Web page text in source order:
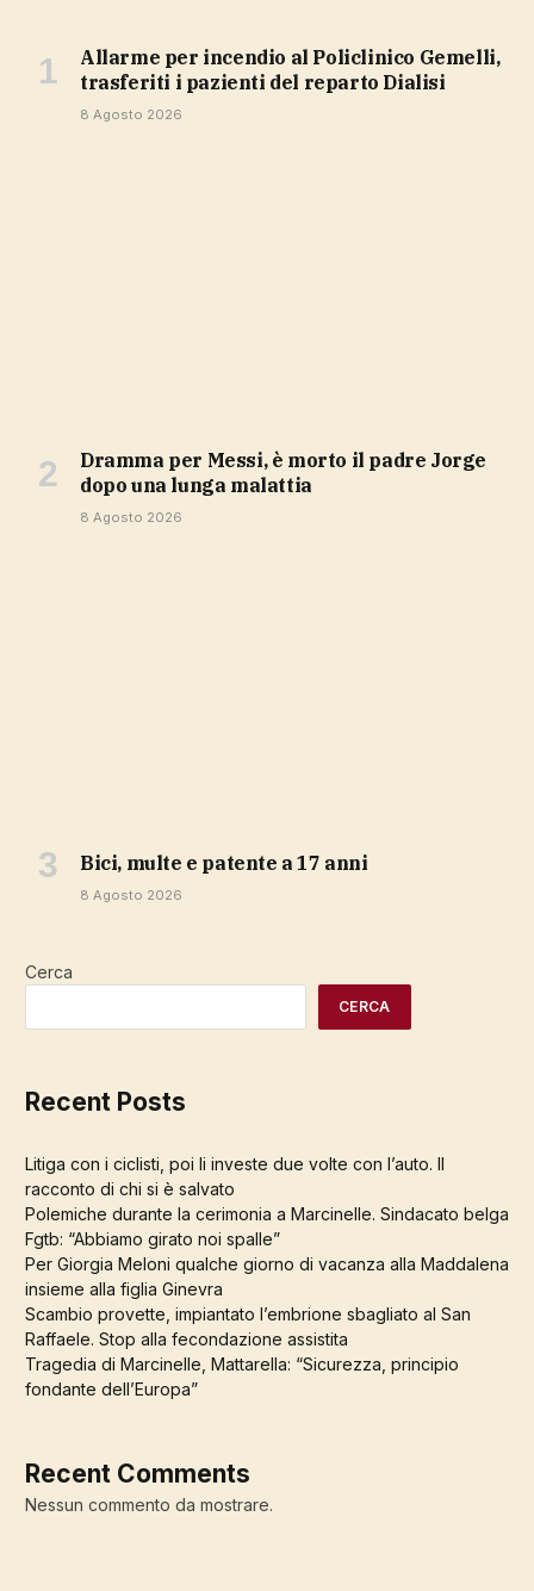
Allarme per incendio al Policlinico Gemelli,
trasferiti i pazienti del reparto Dialisi
8 Agosto 2026
Dramma per Messi, è morto il padre Jorge
dopo una lunga malattia
8 Agosto 2026
bici, multe e patente a 17 anni
8 Agosto 2026
Cerca
CERCA
Recent Posts
Litiga con i ciclisti, poi li investe due volte con l’auto. Il
racconto di chi si è salvato
Polemiche durante la cerimonia a Marcinelle. Sindacato belga
Fgtb: “Abbiamo girato noi spalle”
Per Giorgia Meloni qualche giorno di vacanza alla Maddalena
insieme alla figlia Ginevra
Scambio provette, impiantato l’embrione sbagliato al San
Raffaele. Stop alla fecondazione assistita
Tragedia di Marcinelle, Mattarella: “Sicurezza, principio
fondante dell’Europa”
Recent Comments
Nessun commento da mostrare.